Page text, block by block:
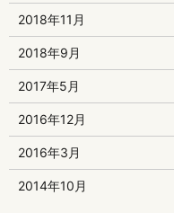
2018年11月
2018年9月
2017年5月
2016年12月
2016年3月
2014年10月